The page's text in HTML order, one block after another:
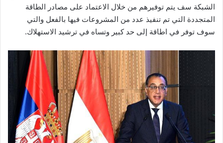
الشبكة سف يتم توفيرهم من خلال الاعتماد على مصادر الطاقة
المتجددة التي تم تنفيذ عدد من المشروعات فيها بالفعل والتي
سوف توفر في اطاقة إلى حد كبير وتساه في ترشيد الاستهلاك.